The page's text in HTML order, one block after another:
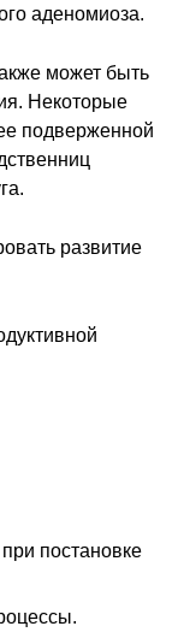
аденомиоза.
может быть
Некоторые
подверженной
развитие
постановке